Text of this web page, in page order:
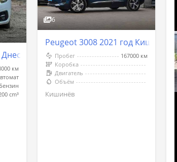
км
Бензин
cm³
6
Peugeot 3008 2021 год Кишинёв
Пробег
167000 км
Коробка
Двигатель
Объём
Кишинёв